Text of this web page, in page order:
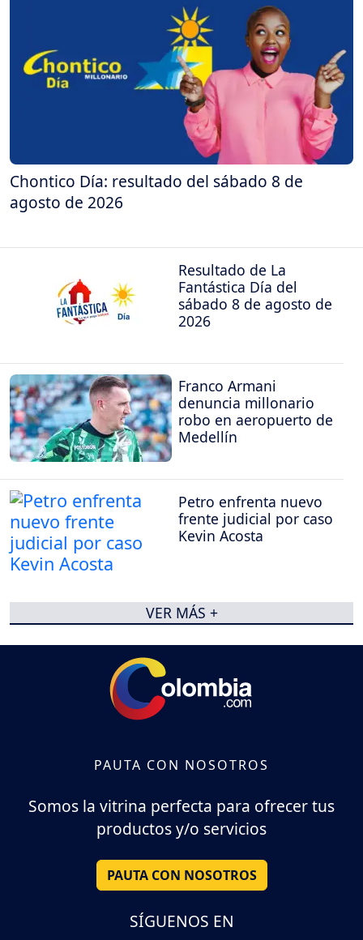
Chontico Día: resultado del sábado 8 de
agosto de 2026
Resultado de La
Fantástica Día del
sábado 8 de agosto de
2026
Franco Armani
denuncia millonario
robo en aeropuerto de
Medellín
Petro enfrenta nuevo
frente judicial por caso
Kevin Acosta
VER MÁS +
PAUTA CON NOSOTROS
Somos la vitrina perfecta para ofrecer tus
productos y/o servicios
PAUTA CON NOSOTROS
SÍGUENOS EN